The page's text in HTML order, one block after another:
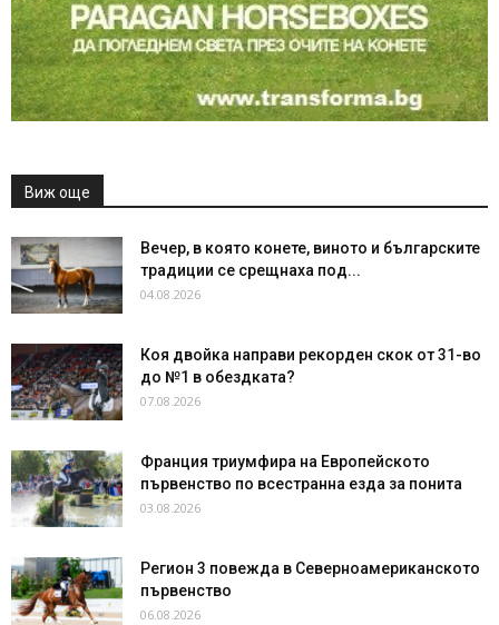
Виж още
Вечер, в която конете, виното и българските
традиции се срещнаха под...
04.08.2026
Коя двойка направи рекорден скок от 31-во
до №1 в обездката?
07.08.2026
Франция триумфира на Европейското
първенство по всестранна езда за понита
03.08.2026
Регион 3 повежда в Северноамериканското
първенство
06.08.2026